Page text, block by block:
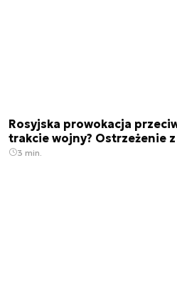
Rosyjska prowokacja
trakcie wojny? Ostrzeżenie z
3 min.